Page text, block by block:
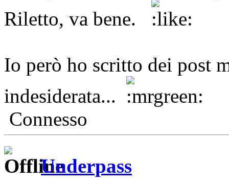
Riletto, va bene.
Io però ho scritto dei post
indesiderata...
Connesso
Underpass